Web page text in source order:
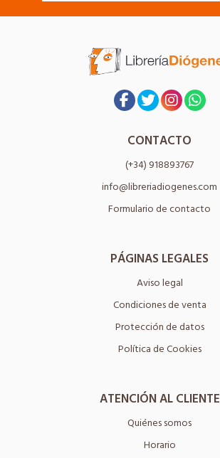
CONTACTO
(+34) 918893767
info@libreriadiogenes.com
Formulario de contacto
PÁGINAS LEGALES
Aviso legal
Condiciones de venta
Protección de datos
Política de Cookies
ATENCIÓN AL CLIENTE
Quiénes somos
Horario